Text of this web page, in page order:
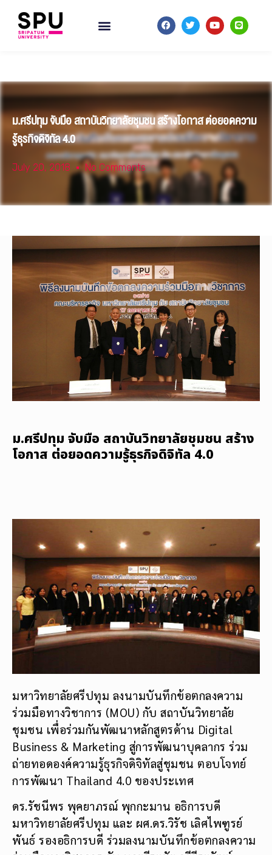
ม.ศรีปทุม จับมือ สถาบันวิทยาลัยชุมชน สร้างโอกาส ต่อยอดความ
รู้ธุรกิจดิจิทัล 4.0
July 20, 2018 No Comments
ม.ศรีปทุม จับมือ สถาบันวิทยาลัยชุมชน สร้าง
โอกาส ต่อยอดความรู้ธุรกิจดิจิทัล 4.0
มหาวิทยาลัยศรีปทุม ลงนามบันทึกข้อตกลงความ
ร่วมมือทางวิชาการ (MOU) กับ สถาบันวิทยาลัย
ชุมชน เพื่อร่วมกันพัฒนาหลักสูตรด้าน Digital
Business & Marketing สู่การพัฒนาบุคลากร ร่วม
ถ่ายทอดองค์ความรู้ธุรกิจดิจิทัลสู่ชุมชน ตอบโจทย์
การพัฒนา Thailand 4.0 ของประเทศ
ดร.รัชนีพร พุคยาภรณ์ พุกกะมาน อธิการบดี
มหาวิทยาลัยศรีปทุม และ ผศ.ดร.วิรัช เลิศไพฑูรย์
พันธ์ รองอธิการบดี ร่วมลงนามบันทึกข้อตกลงความ